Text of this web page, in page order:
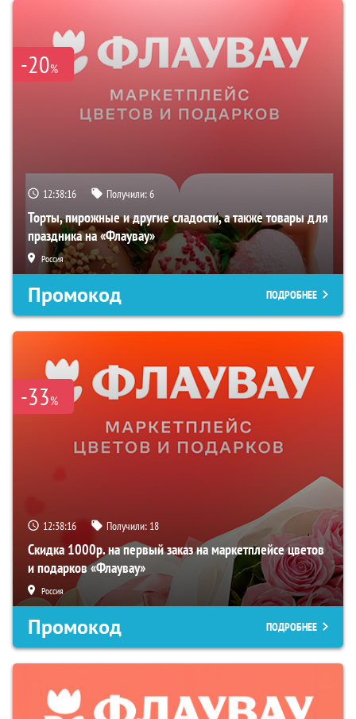
-20%
12:38:15 Получили:6
Торты, пирожные и другие сладости, а также товары для
праздника на «Флаувау»
Россия
Промокод ПОДРОБНЕЕ
-33%
12:38:15 Получили: 18
Скидка 1000р. на первый заказ на маркетплейсе цветов
и подарков «Флаувау»
Россия
Промокод ПОДРОБНЕЕ